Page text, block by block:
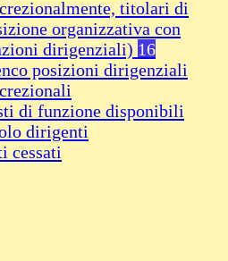
titolari di
organizzativa con
dirigenziali) 16
posizioni dirigenziali
di funzione disponibili
dirigenti
cessati